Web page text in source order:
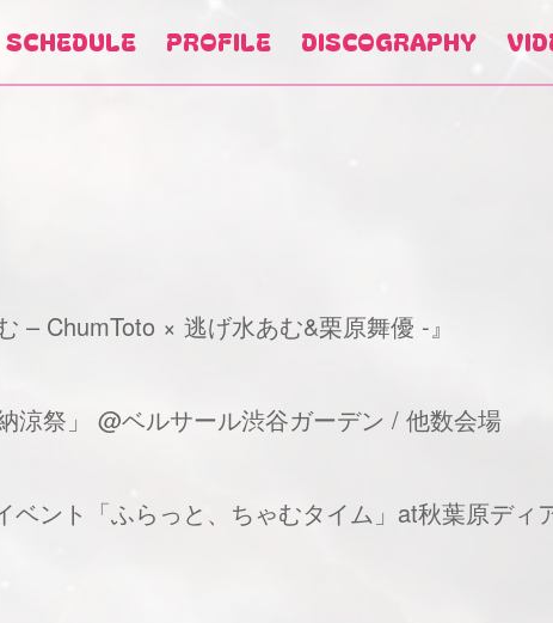
SCHEDULE PROFILE DISCOGRAPHY
– ChumToto × 逃げ水あむ&栗原舞優 -』
涼祭」 @ベルサール渋谷ガーデン / 他数会場
ント「ふらっと、ちゃむタイム」at秋葉原ディ